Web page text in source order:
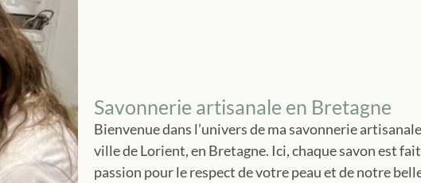
Savonnerie artisanale en Bretagne
Bienvenue dans l’univers de ma savonnerie
ville de Lorient, en Bretagne. Ici, chaque savon est
passion pour le respect de votre peau et de notre